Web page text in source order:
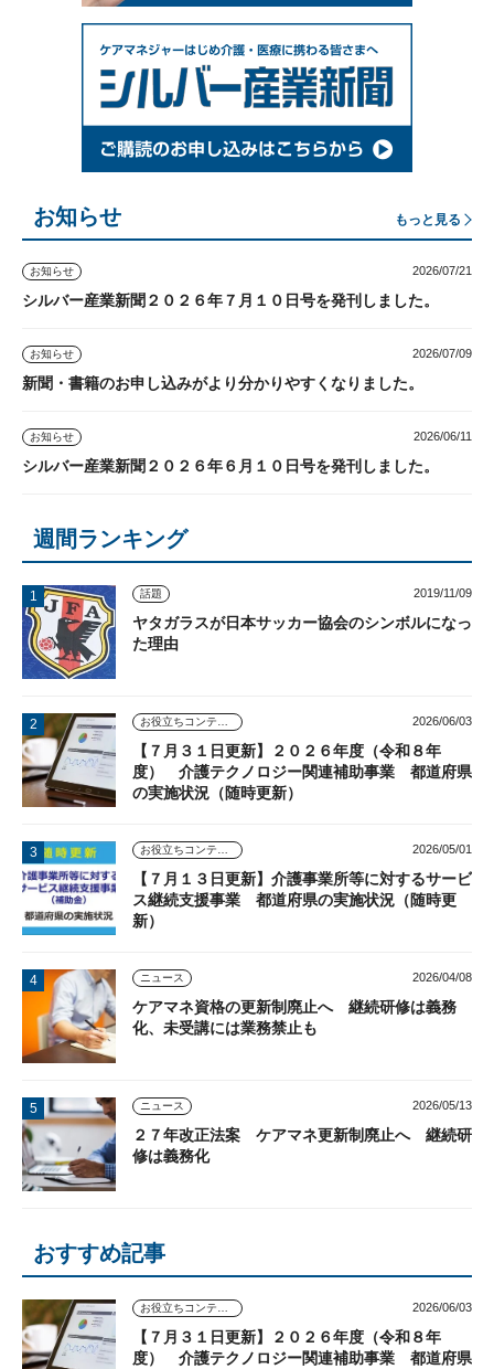
お知らせ もっと見る
お知らせ 2026/07/21
シルバー産業新聞２０２６年７月１０日号を発刊しました。
お知らせ 2026/07/09
新聞・書籍のお申し込みがより分かりやすくなりました。
お知らせ 2026/06/11
シルバー産業新聞２０２６年６月１０日号を発刊しました。
週間ランキング
話題 2019/11/09
ヤタガラスが日本サッカー協会のシンボルになっ
た理由
お役立ちコンテンツ 2026/06/03
【７月３１日更新】２０２６年度（令和８年
度） 介護テクノロジー関連補助事業 都道府県
の実施状況（随時更新）
お役立ちコンテンツ 2026/05/01
【７月１３日更新】介護事業所等に対するサービ
ス継続支援事業 都道府県の実施状況（随時更
新）
ニュース 2026/04/08
ケアマネ資格の更新制廃止へ 継続研修は義務
化、未受講には業務禁止も
ニュース 2026/05/13
２７年改正法案 ケアマネ更新制廃止へ 継続研
修は義務化
おすすめ記事
お役立ちコンテンツ 2026/06/03
【７月３１日更新】２０２６年度（令和８年
度） 介護テクノロジー関連補助事業 都道府県